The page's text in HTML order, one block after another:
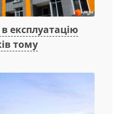
експлуатацію
тому